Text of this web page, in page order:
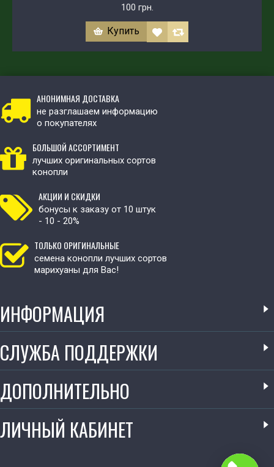
100 грн.
Купить
АНОНИМНАЯ ДОСТАВКА
не разглашаем информацию
о покупателях
БОЛЬШОЙ АССОРТИМЕНТ
лучших оригинальных сортов
конопли
АКЦИИ И СКИДКИ
бонусы к заказу от 10 штук
- 10 - 20%
ТОЛЬКО ОРИГИНАЛЬНЫЕ
семена конопли лучших сортов
марихуаны для Вас!
ИНФОРМАЦИЯ
СЛУЖБА ПОДДЕРЖКИ
ДОПОЛНИТЕЛЬНО
ЛИЧНЫЙ КАБИНЕТ